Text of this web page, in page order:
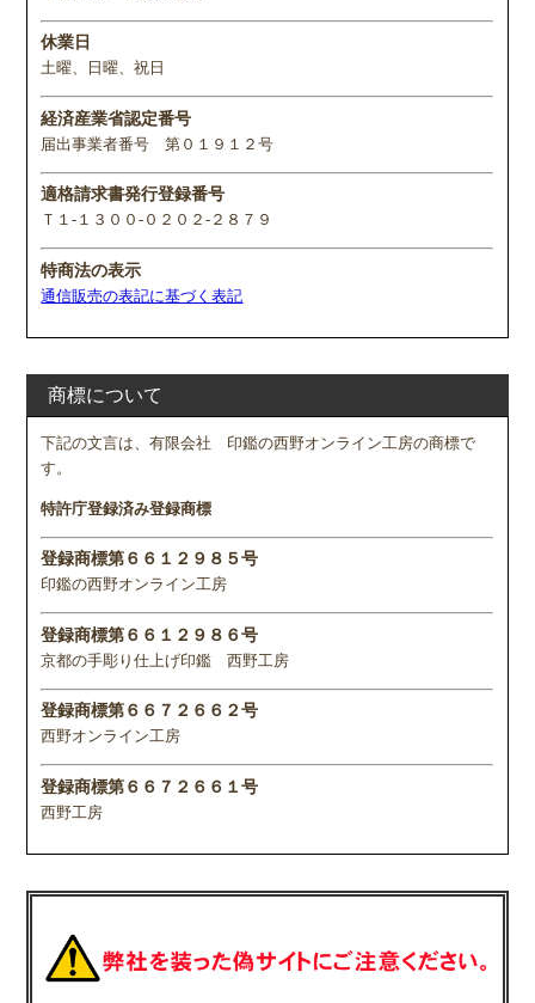
休業日
土曜、日曜、祝日
経済産業省認定番号
届出事業者番号 第０１９１２号
適格請求書発行登録番号
Ｔ１-１３００-０２０２-２８７９
特商法の表示
通信販売の表記に基づく表記
商標について
下記の文言は、有限会社 印鑑の西野オンライン工房の商標で
す。
特許庁登録済み登録商標
登録商標第６６１２９８５号
印鑑の西野オンライン工房
登録商標第６６１２９８６号
京都の手彫り仕上げ印鑑 西野工房
登録商標第６６７２６６２号
西野オンライン工房
登録商標第６６７２６６１号
西野工房